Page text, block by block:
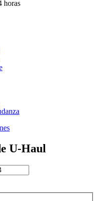
horas
U-Haul